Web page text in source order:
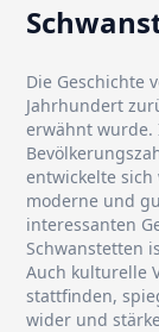
Die Geschichte
Jahrhundert
erwähnt wurde.
entwickelte sich
moderne und
interessanten
Schwanstetten
Auch kulturelle
stattfinden,
wider und